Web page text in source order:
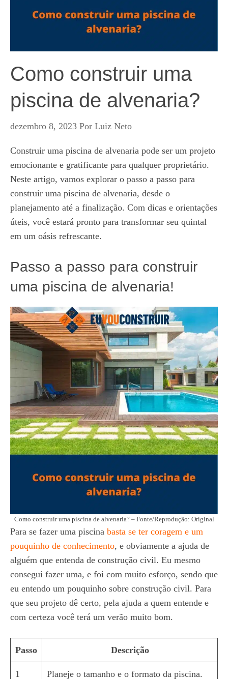
Como construir uma
piscina de alvenaria?
dezembro 8, 2023 Por Luiz Neto
Construir uma piscina de alvenaria pode ser um projeto
emocionante e gratificante para qualquer proprietário.
Neste artigo, vamos explorar o passo a passo para
construir uma piscina de alvenaria, desde o
planejamento até a finalização. Com dicas e orientações
úteis, você estará pronto para transformar seu quintal
em um oásis refrescante.
Passo a passo para construir
uma piscina de alvenaria!
Como construir uma piscina de alvenaria? – Fonte/Reprodução: Original
Para se fazer uma piscina basta se ter coragem e um
pouquinho de conhecimento, e obviamente a ajuda de
alguém que entenda de construção civil. Eu mesmo
consegui fazer uma, e foi com muito esforço, sendo que
eu entendo um pouquinho sobre construção civil. Para
que seu projeto dê certo, pela ajuda a quem entende e
com certeza você terá um verão muito bom.
Passo Descrição
1 Planeje o tamanho e o formato da piscina.